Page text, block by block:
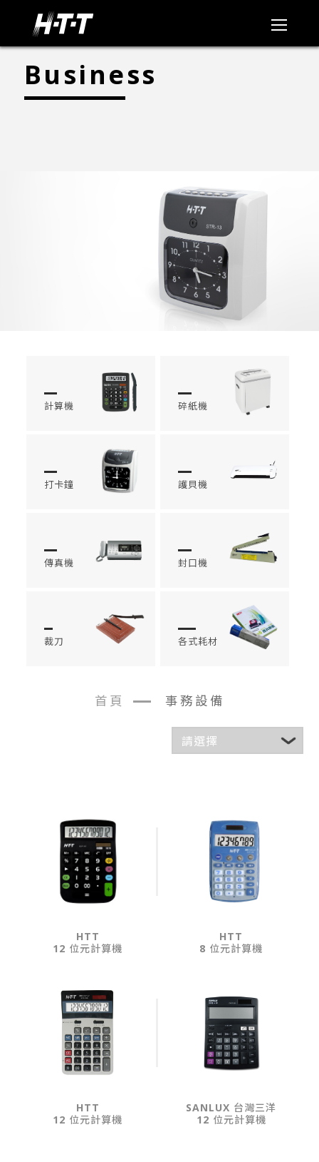
Business
計算機 碎紙機
打卡鐘 護貝機
傳真機 封口機
裁刀 各式耗材
首頁 事務設備
HTT
12 位元計算機
HTT
8 位元計算機
HTT
12 位元計算機
SANLUX 台灣三洋
12 位元計算機